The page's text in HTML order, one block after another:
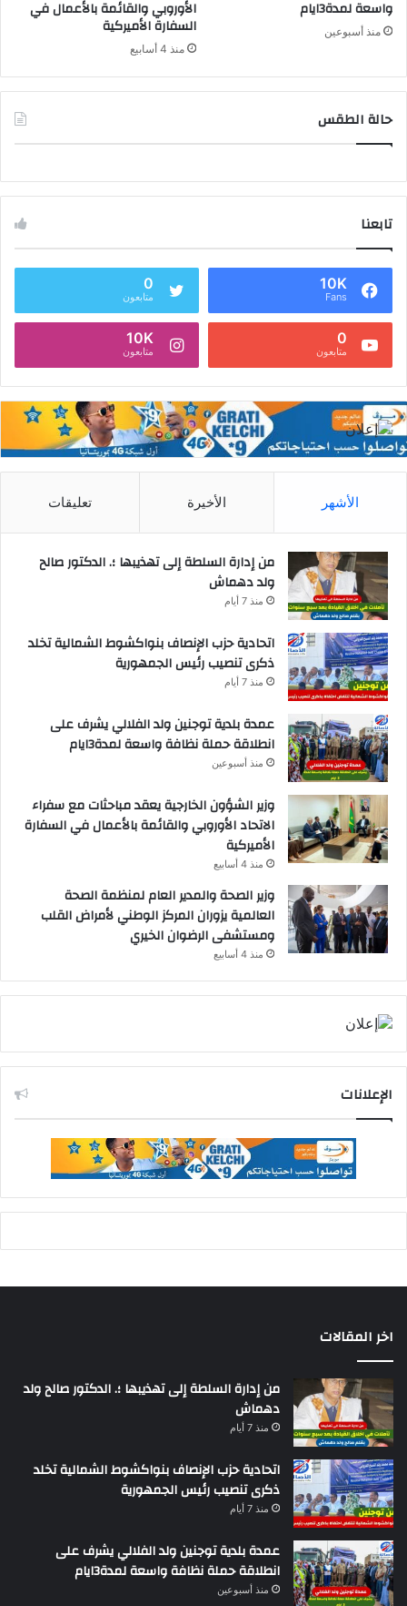
واسعة لمدة3ايام
منذ أسبوعين
الأوروبي والقائمة بالأعمال في
السفارة الأميركية
منذ 4 أسابيع
حالة الطقس
تابعنا
10K
Fans
0
متابعون
0
متابعون
10K
متابعون
الأشهر الأخيرة تعليقات
من إدارة السلطة إلى تهذيبها ؛. الدكتور صالح
ولد دهماش
منذ 7 أيام
اتحادية حزب الإنصاف بنواكشوط الشمالية تخلد
ذكرى تنصيب رئيس الجمهورية
منذ 7 أيام
عمدة بلدية توجنين ولد الفلالي يشرف على
انطلاقة حملة نظافة واسعة لمدة3ايام
منذ أسبوعين
وزير الشؤون الخارجية يعقد مباحثات مع سفراء
الاتحاد الأوروبي والقائمة بالأعمال في السفارة
الأميركية
منذ 4 أسابيع
وزير الصحة والمدير العام لمنظمة الصحة
العالمية يزوران المركز الوطني لأمراض القلب
ومستشفى الرضوان الخيري
منذ 4 أسابيع
الإعلانات
اخر المقالات
من إدارة السلطة إلى تهذيبها ؛. الدكتور صالح ولد
دهماش
منذ 7 أيام
اتحادية حزب الإنصاف بنواكشوط الشمالية تخلد
ذكرى تنصيب رئيس الجمهورية
منذ 7 أيام
عمدة بلدية توجنين ولد الفلالي يشرف على
انطلاقة حملة نظافة واسعة لمدة3ايام
منذ أسبوعين